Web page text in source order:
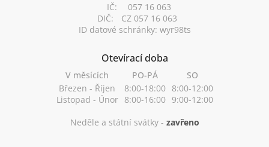
IČ:
057 16 063
DIČ:
CZ 057 16 063
ID datové schránky: wyr98ts
Otevírací doba
V měsících PO-PÁ
SO
Březen - Říjen
8:00-18:00 8:00-12:00
Listopad - Únor 8:00-16:00 9:00-12:00
Neděle a státní svátky - zavřeno